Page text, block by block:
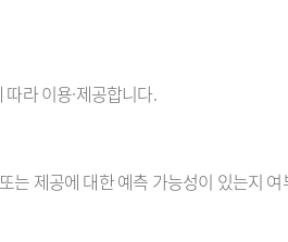
라 이용·제공합니다.
는 제공에 대한 예측 가능성이 있는지 여